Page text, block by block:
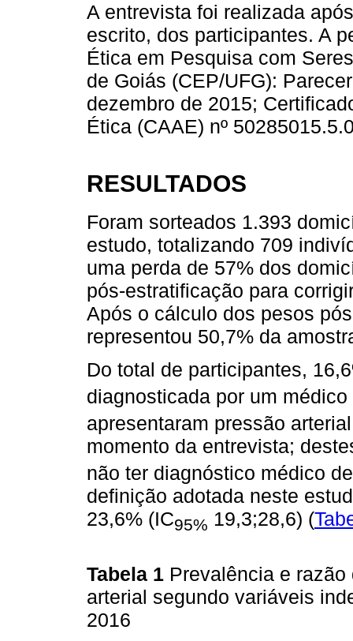
A entrevista foi realizada
escrito, dos participantes. A
Ética em Pesquisa com
de Goiás (CEP/UFG):
dezembro de 2015;
Ética (CAAE) nº
RESULTADOS
Foram sorteados 1.393
estudo, totalizando 709
uma perda de 57% dos
pós-estratificação para
Após o cálculo dos pesos
representou 50,7% da
Do total de participantes,
diagnosticada por um
apresentaram pressão
momento da entrevista;
não ter diagnóstico médico
definição adotada neste
23,6% (IC95% 19,3;28,6) (
Tabela 1 Prevalência e
arterial segundo variáveis
2016